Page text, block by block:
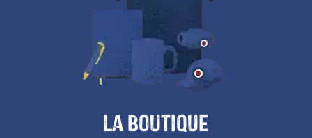
La boutique